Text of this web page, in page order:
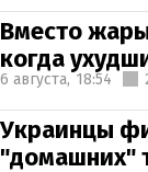
Вместо
когда
6 августа, 18:54
Украинцы
"домашних"